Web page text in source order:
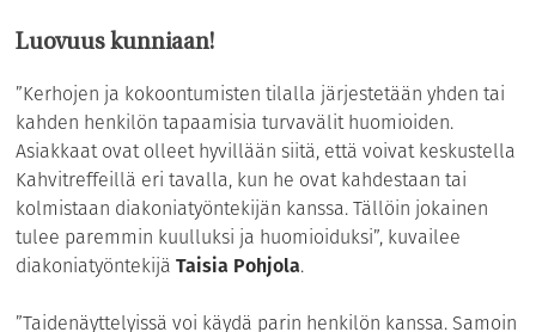
Luovuus kunniaan!
”Kerhojen ja kokoontumisten tilalla järjestetään yhden tai
kahden henkilön tapaamisia turvavälit huomioiden.
Asiakkaat ovat olleet hyvillään siitä, että voivat keskustella
Kahvitreffeillä eri tavalla, kun he ovat kahdestaan tai
kolmistaan diakoniatyöntekijän kanssa. Tällöin jokainen
tulee paremmin kuulluksi ja huomioiduksi”, kuvailee
diakoniatyöntekijäTaisia Pohjola.
”Taidenäyttelyissä voi käydä parin henkilön kanssa. Samoin